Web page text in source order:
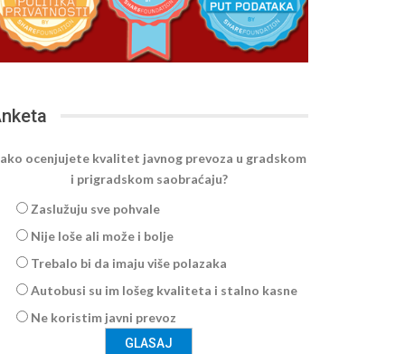
ocenjujete kvalitet javnog prevoza u gradskom
i prigradskom saobraćaju?
Zaslužuju sve pohvale
Nije loše ali može i bolje
Trebalo bi da imaju više polazaka
Autobusi su im lošeg kvaliteta i stalno kasne
Ne koristim javni prevoz